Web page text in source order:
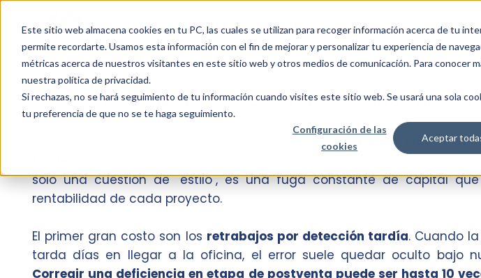
Este sitio web almacena cookies en tu PC, las cuales se utilizan para recoger información acerca de tu
permite recordarte. Usamos esta información con el fin de mejorar y personalizar tu experiencia de
métricas acerca de nuestros visitantes en este sitio web y otros medios de comunicación. Para conocer
nuestra política de privacidad.
Si rechazas, no se hará seguimiento de tu información cuando visites este sitio web. Se usará una sola
tu preferencia de que no se te haga seguimiento.
Configuración de las
cookies
Aceptar
Productos Soluciones Recursos Precios Blog
Los 3 errores más costosos de la
En la construcción, los márgenes son estrechos yel error más caro
solo una cuestión de "estilo", es una fuga constante de capital
rentabilidad de cada proyecto.
El primer gran costo son los retrabajos por detección tardía. Cuando
tarda días en llegar a la oficina, el error suele quedar oculto bajo
Corregir una deficiencia en etapa de postventa puede ser hasta 10